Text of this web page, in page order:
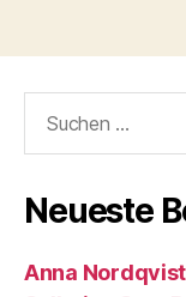
nach:
Neueste
Anna